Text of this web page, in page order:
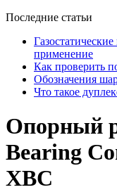
Последние статьи
применение
Как проверить
Обозначения
Что такое
Опорный
Bearing
XBC